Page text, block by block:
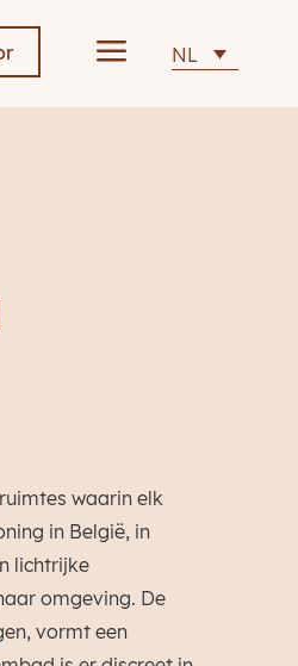
a NL
waarin elk
in België, in
lichtrijke
omgeving. De
vormt een